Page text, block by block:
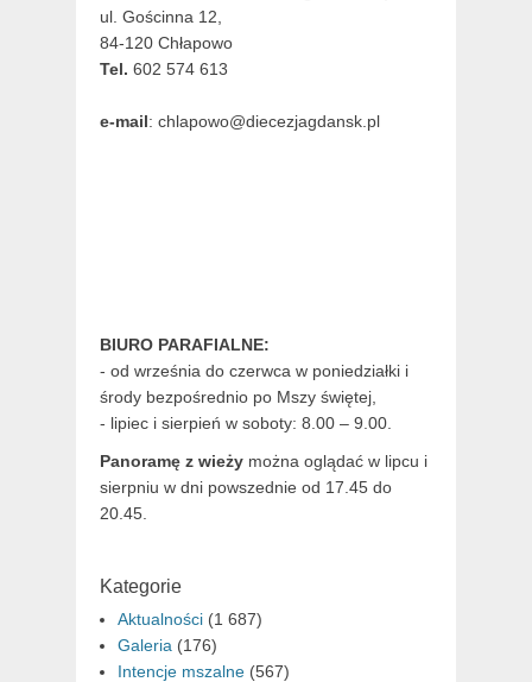
ul. Gościnna 12,
84-120 Chłapowo
Tel. 602 574 613
e-mail: chlapowo@diecezjagdansk.pl
BIURO PARAFIALNE:
- od września do czerwca w poniedziałki i
środy bezpośrednio po Mszy świętej,
- lipiec i sierpień w soboty: 8.00 – 9.00.
Panoramę z wieży można oglądać w lipcu i
sierpniu w dni powszednie od 17.45 do
20.45.
Kategorie
Aktualności (1 687)
Galeria (176)
Intencje mszalne (567)